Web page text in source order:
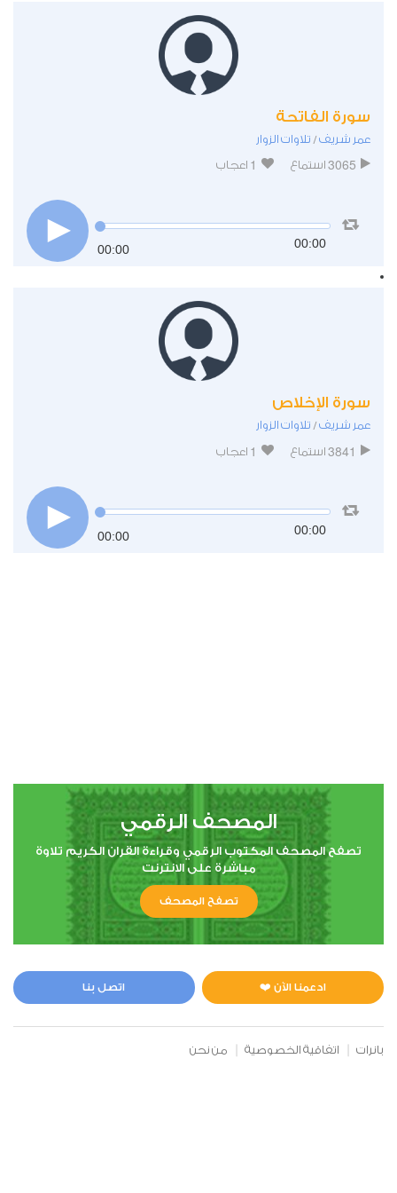
سورة الفاتحة
عمر شريف/ تلاوات الزوار
3065 استماع 1 اعجاب
00:00 00:00
سورة الإخلاص
عمر شريف/ تلاوات الزوار
3841 استماع 1 اعجاب
00:00 00:00
المصحف الرقمي
تصفح المصحف المكتوب الرقمي وقراءة القران الكريم تلاوة
مباشرة على الانترنت
تصفح المصحف
ادعمنا الآن ❤️ اتصل بنا
بانرات اتفاقية الخصوصية من نحن